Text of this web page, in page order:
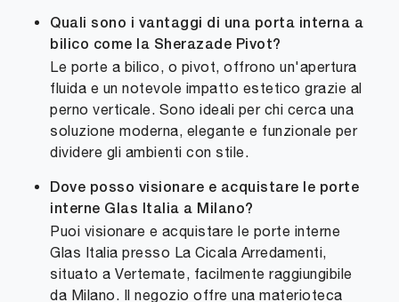
Quali sono i vantaggi di una porta interna a
bilico come la Sherazade Pivot?
Le porte a bilico, o pivot, offrono un'apertura
fluida e un notevole impatto estetico grazie al
perno verticale. Sono ideali per chi cerca una
soluzione moderna, elegante e funzionale per
dividere gli ambienti con stile.
Dove posso visionare e acquistare le porte
interne Glas Italia a Milano?
Puoi visionare e acquistare le porte interne
Glas Italia presso La Cicala Arredamenti,
situato a Vertemate, facilmente raggiungibile
da Milano. Il negozio offre una materioteca